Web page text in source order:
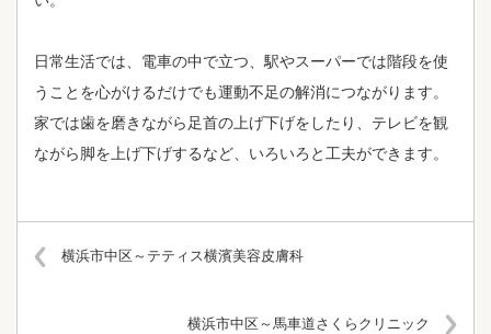
日常生活では、電車の中で立つ、駅やスーパーでは階段を使
うことを心がけるだけでも運動不足の解消につながります。
家では歯を磨きながら足首の上げ下げをしたり、テレビを観
ながら脚を上げ下げするなど、いろいろと工夫ができます。
横浜市中区～テティス横濱美容皮膚科
横浜市中区～馬車道さくらクリニック